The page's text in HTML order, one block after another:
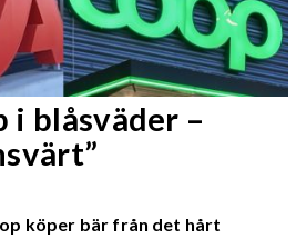
i blåsväder –
köper bär från det hårt